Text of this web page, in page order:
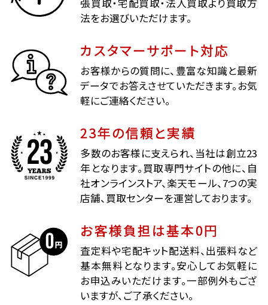
張買取・宅配買取・法人買取より買取方
法をお選びいただけます。
カスタマーサポート対応
お客様からの質問に、豊富な知識と最新
データでお答えさせていただきます。お気
軽にご連絡ください。
23年の信頼と実績
多数のお客様に支えられ、当社は創立23
年となります。買取専門サイトの他に、自
社オンラインストア、楽天モール、7つの実
店舗、買取センターを運営しております。
お客様負担は基本0円
査定料や宅配キット配送料、出張料など
基本無料となります。安心してお気軽に
お申込みいただけます。一部例外もござ
いますが、ご了承ください。